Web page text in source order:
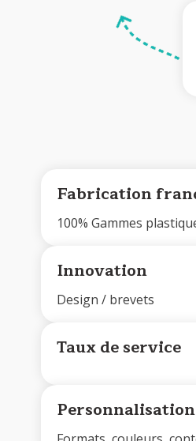
Fabrication
100% Gammes
Innovation
Design / brevets
Taux de service